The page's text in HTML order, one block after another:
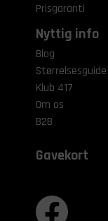
Prisgaranti
Nyttig info
Blog
Størrelsesguide
Klub 417
Om os
B2B
Gavekort